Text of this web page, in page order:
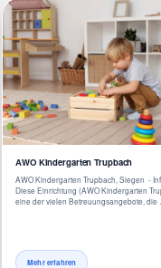
AWO Kindergarten Trupbach
AWO Kindergarten Trupbach, Siegen -
Diese Einrichtung (AWO Kindergarten
eine der vielen Betreuungsangebote, die …
Mehr erfahren